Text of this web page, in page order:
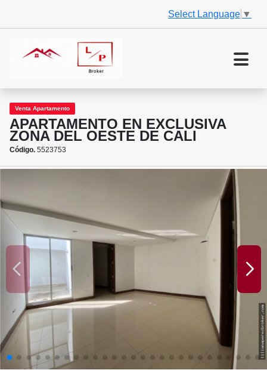
Select Language ▼
Venta Apartamento
APARTAMENTO EN EXCLUSIVA
ZONA DEL OESTE DE CALI
Código. 5523753